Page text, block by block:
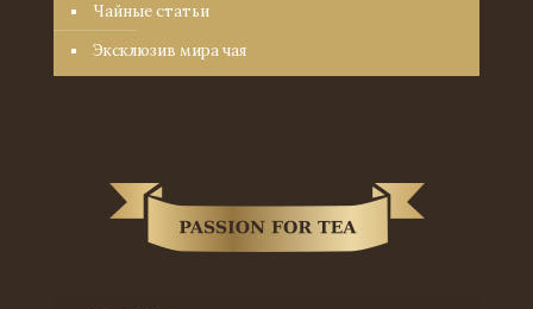
Чайные статьи
Эксклюзив мира чая